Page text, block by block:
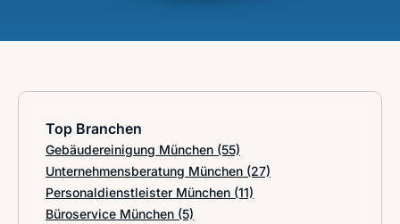
Top Branchen
Gebäudereinigung München (55)
Unternehmensberatung München (27)
Personaldienstleister München (11)
Büroservice München (5)